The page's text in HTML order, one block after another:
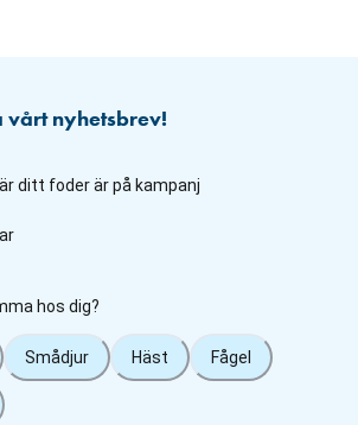
vårt nyhetsbrev!
ditt foder är på kampanj
hos dig?
Smådjur Häst Fågel